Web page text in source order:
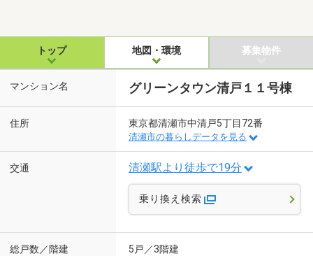
トップ 地図・環境 募集物件
マンション名 グリーンタウン清戸１１号棟
住所 東京都清瀬市中清戸5丁目72番
清瀬市の暮らしデータを見る
交通 清瀬駅より徒歩で19分
乗り換え検索
総戸数／階建 5戸／3階建